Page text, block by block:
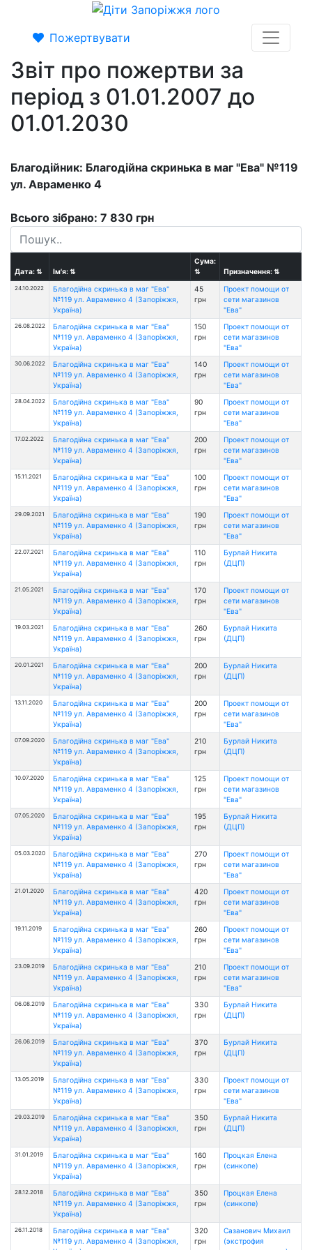
Пожертвувати
Звіт про пожертви за
період з 01.01.2007 до
01.01.2030
Благодійник: Благодійна скринька в маг "Ева" №119
ул. Авраменко 4
Всього зібрано: 7 830 грн
Дата:⇅ Ім'я:⇅
Сума:
⇅
Призначення:⇅
24.10.2022
Благодійна скринька в маг "Ева"
№119 ул. Авраменко 4 (Запоріжжя,
Україна)
45
грн
Проект помощи от
сети магазинов
"Ева"
26.08.2022
Благодійна скринька в маг "Ева"
№119 ул. Авраменко 4 (Запоріжжя,
Україна)
150
грн
Проект помощи от
сети магазинов
"Ева"
30.06.2022
Благодійна скринька в маг "Ева"
№119 ул. Авраменко 4 (Запоріжжя,
Україна)
140
грн
Проект помощи от
сети магазинов
"Ева"
28.04.2022
Благодійна скринька в маг "Ева"
№119 ул. Авраменко 4 (Запоріжжя,
Україна)
90
грн
Проект помощи от
сети магазинов
"Ева"
17.02.2022
Благодійна скринька в маг "Ева"
№119 ул. Авраменко 4 (Запоріжжя,
Україна)
200
грн
Проект помощи от
сети магазинов
"Ева"
15.11.2021
Благодійна скринька в маг "Ева"
№119 ул. Авраменко 4 (Запоріжжя,
Україна)
100
грн
Проект помощи от
сети магазинов
"Ева"
29.09.2021
Благодійна скринька в маг "Ева"
№119 ул. Авраменко 4 (Запоріжжя,
Україна)
190
грн
Проект помощи от
сети магазинов
"Ева"
22.07.2021
Благодійна скринька в маг "Ева"
№119 ул. Авраменко 4 (Запоріжжя,
Україна)
110
грн
Бурлай Никита
(ДЦП)
21.05.2021
Благодійна скринька в маг "Ева"
№119 ул. Авраменко 4 (Запоріжжя,
Україна)
170
грн
Проект помощи от
сети магазинов
"Ева"
19.03.2021
Благодійна скринька в маг "Ева"
№119 ул. Авраменко 4 (Запоріжжя,
Україна)
260
грн
Бурлай Никита
(ДЦП)
20.01.2021
Благодійна скринька в маг "Ева"
№119 ул. Авраменко 4 (Запоріжжя,
Україна)
200
грн
Бурлай Никита
(ДЦП)
13.11.2020
Благодійна скринька в маг "Ева"
№119 ул. Авраменко 4 (Запоріжжя,
Україна)
200
грн
Проект помощи от
сети магазинов
"Ева"
07.09.2020
Благодійна скринька в маг "Ева"
№119 ул. Авраменко 4 (Запоріжжя,
Україна)
210
грн
Бурлай Никита
(ДЦП)
10.07.2020
Благодійна скринька в маг "Ева"
№119 ул. Авраменко 4 (Запоріжжя,
Україна)
125
грн
Проект помощи от
сети магазинов
"Ева"
07.05.2020
Благодійна скринька в маг "Ева"
№119 ул. Авраменко 4 (Запоріжжя,
Україна)
195
грн
Бурлай Никита
(ДЦП)
05.03.2020
Благодійна скринька в маг "Ева"
№119 ул. Авраменко 4 (Запоріжжя,
Україна)
270
грн
Проект помощи от
сети магазинов
"Ева"
21.01.2020
Благодійна скринька в маг "Ева"
№119 ул. Авраменко 4 (Запоріжжя,
Україна)
420
грн
Проект помощи от
сети магазинов
"Ева"
19.11.2019
Благодійна скринька в маг "Ева"
№119 ул. Авраменко 4 (Запоріжжя,
Україна)
260
грн
Проект помощи от
сети магазинов
"Ева"
23.09.2019
Благодійна скринька в маг "Ева"
№119 ул. Авраменко 4 (Запоріжжя,
Україна)
210
грн
Проект помощи от
сети магазинов
"Ева"
06.08.2019
Благодійна скринька в маг "Ева"
№119 ул. Авраменко 4 (Запоріжжя,
Україна)
330
грн
Бурлай Никита
(ДЦП)
26.06.2019
Благодійна скринька в маг "Ева"
№119 ул. Авраменко 4 (Запоріжжя,
Україна)
370
грн
Бурлай Никита
(ДЦП)
13.05.2019
Благодійна скринька в маг "Ева"
№119 ул. Авраменко 4 (Запоріжжя,
Україна)
330
грн
Проект помощи от
сети магазинов
"Ева"
29.03.2019
Благодійна скринька в маг "Ева"
№119 ул. Авраменко 4 (Запоріжжя,
Україна)
350
грн
Бурлай Никита
(ДЦП)
31.01.2019
Благодійна скринька в маг "Ева"
№119 ул. Авраменко 4 (Запоріжжя,
Україна)
160
грн
Процкая Елена
(синкопе)
28.12.2018
Благодійна скринька в маг "Ева"
№119 ул. Авраменко 4 (Запоріжжя,
Україна)
350
грн
Процкая Елена
(синкопе)
26.11.2018
Благодійна скринька в маг "Ева"
№119 ул. Авраменко 4 (Запоріжжя,
320
грн
Сазанович Михаил
(экстрофия